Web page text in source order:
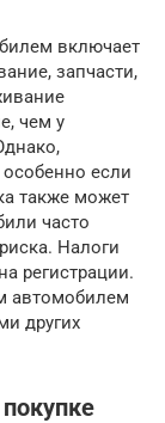
включает
запчасти,
чем у
если
также может
часто
Налоги
регистрации.
автомобилем
других